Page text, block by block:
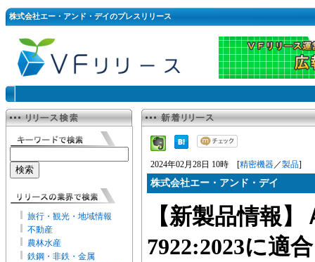
株式会社エー・アンド・デイのプレスリリース
旅行・観光・地域情報
不動産
農林水産
鉄鋼・非鉄・金属
2024年02月28日 10時 [精密機器／製品]
株式会社エー・アンド・デイ
【新製品情報
7922:2023に適